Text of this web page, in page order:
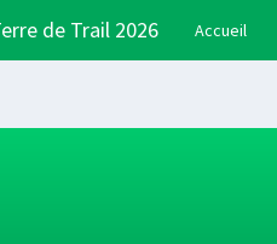
de Trail 2026 Accueil